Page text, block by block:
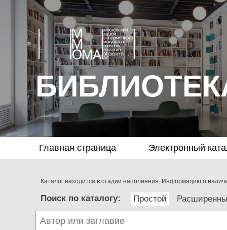
Главная страница Электронный
Каталог находится в стадии наполнения. Информацию о
Поиск по каталогу: Простой